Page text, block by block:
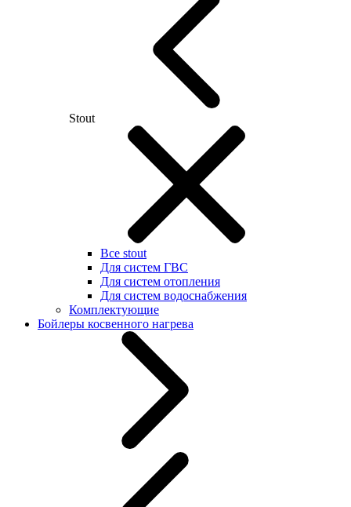
Stout
Все stout
Для систем ГВС
Для систем отопления
Для систем водоснабжения
Комплектующие
Бойлеры косвенного нагрева